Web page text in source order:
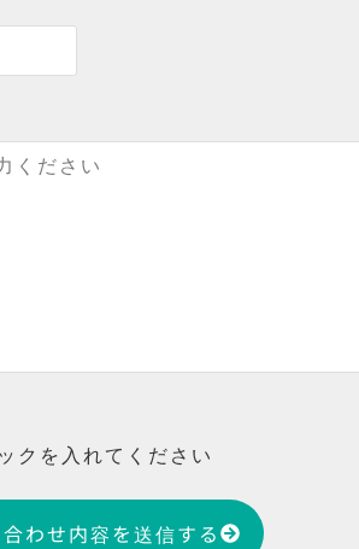
クを入れてください
わせ内容を送信する